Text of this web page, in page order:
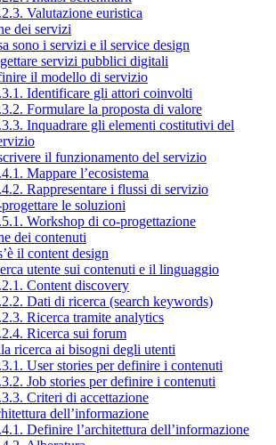
Valutazione euristica
dei servizi
sono i servizi e il service design
servizi pubblici digitali
il modello di servizio
Identificare gli attori coinvolti
Formulare la proposta di valore
Inquadrare gli elementi costitutivi del
il funzionamento del servizio
Mappare l’ecosistema
Rappresentare i flussi di servizio
le soluzioni
Workshop di co-progettazione
dei contenuti
il content design
utente sui contenuti e il linguaggio
Content discovery
Dati di ricerca (search keywords)
Ricerca tramite analytics
Ricerca sui forum
ricerca ai bisogni degli utenti
User stories per definire i contenuti
Job stories per definire i contenuti
Criteri di accettazione
dell’informazione
Definire l’architettura dell’informazione